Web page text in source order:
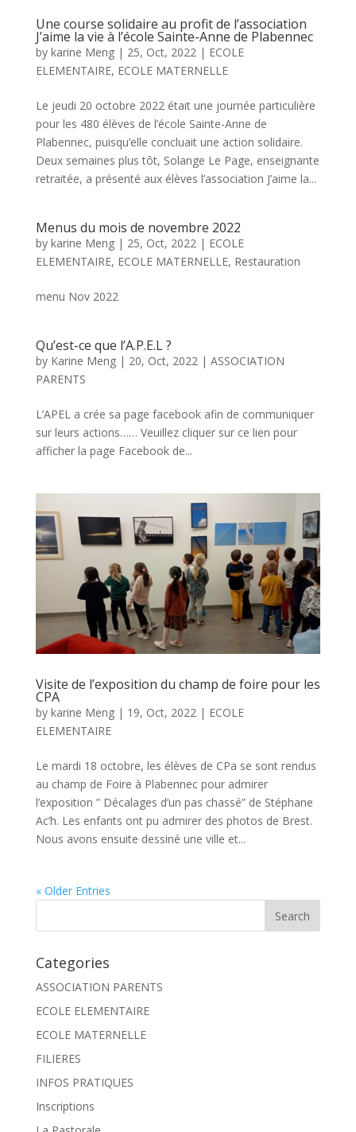
Une course solidaire au profit de l’association
J’aime la vie à l’école Sainte-Anne de Plabennec
by karine Meng| 25, Oct, 2022| ECOLE
ELEMENTAIRE, ECOLE MATERNELLE
Le jeudi 20 octobre 2022 était une journée particulière
pour les 480 élèves de l’école Sainte-Anne de
Plabennec, puisqu’elle concluait une action solidaire.
Deux semaines plus tôt, Solange Le Page, enseignante
retraitée, a présenté aux élèves l’association J’aime la...
Menus du mois de novembre 2022
by karine Meng| 25, Oct, 2022| ECOLE
ELEMENTAIRE, ECOLE MATERNELLE, Restauration
menu Nov 2022
Qu’est-ce que l’A.P.E.L ?
by Karine Meng| 20, Oct, 2022| ASSOCIATION
PARENTS
L’APEL a crée sa page facebook afin de communiquer
sur leurs actions…… Veuillez cliquer sur ce lien pour
afficher la page Facebook de...
Visite de l’exposition du champ de foire pour les
CPA
by karine Meng| 19, Oct, 2022 | ECOLE
ELEMENTAIRE
Le mardi 18 octobre, les élèves de CPa se sont rendus
au champ de Foire à Plabennec pour admirer
l’exposition ” Décalages d’un pas chassé” de Stéphane
Ac’h. Les enfants ont pu admirer des photos de Brest.
Nous avons ensuite dessiné une ville et...
« Older Entries
Categories
ASSOCIATION PARENTS
ECOLE ELEMENTAIRE
ECOLE MATERNELLE
FILIERES
INFOS PRATIQUES
Inscriptions